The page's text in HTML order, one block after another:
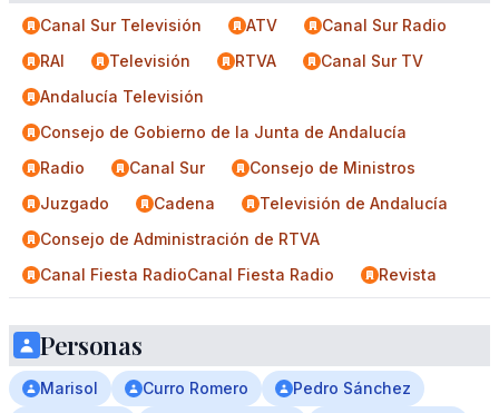
Canal Sur Televisión ATV
Canal Sur Radio
RAI
Televisión RTVA
Canal Sur TV
Andalucía Televisión
Consejo de Gobierno de la Junta de Andalucía
Radio
Canal Sur
Consejo de Ministros
Juzgado
Cadena
Televisión de Andalucía
Consejo de Administración de RTVA
Canal Fiesta RadioCanal Fiesta Radio
Revista
Personas
Marisol Curro Romero
Pedro Sánchez